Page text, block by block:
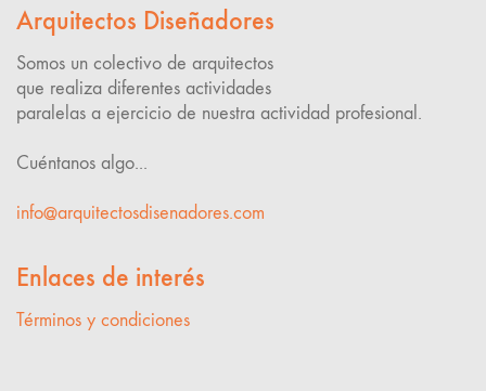
Arquitectos Diseñadores
Somos un colectivo de arquitectos
que realiza diferentes actividades
paralelas a ejercicio de nuestra actividad profesional.
Cuéntanos algo...
info@arquitectosdisenadores.com
Enlaces de interés
Términos y condiciones